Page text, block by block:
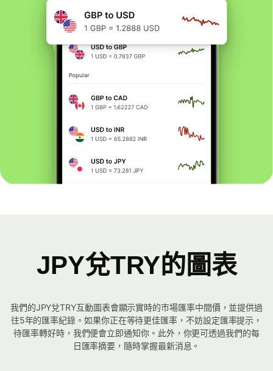
JPY兌TRY的圖表
我們的JPY兌TRY互動圖表會顯示實時的市場匯率中間價，並提供過
往5年的匯率紀錄。如果你正在等待更佳匯率，不妨設定匯率提示，
待匯率轉好時，我們便會立即通知你。此外，你更可透過我們的每
日匯率摘要，隨時掌握最新消息。